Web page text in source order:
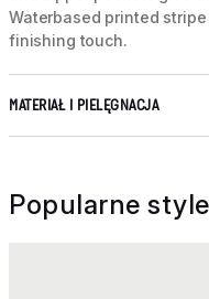
Waterbased printed
finishing touch.
MATERIAŁ I PIELĘGNACJA
Popularne style